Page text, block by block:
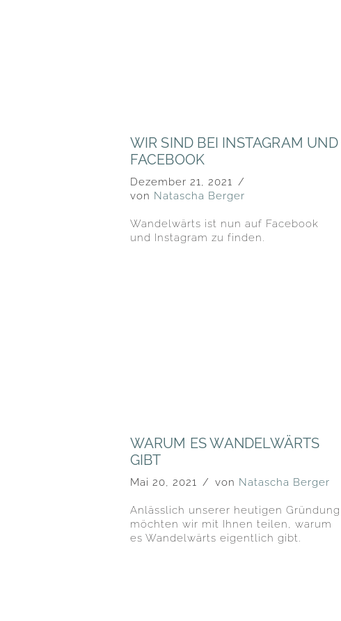
WIR SIND BEI INSTAGRAM UND
FACEBOOK
Dezember 21, 2021
von Natascha Berger
Wandelwärts ist nun auf Facebook
und Instagram zu finden.
WARUM ES WANDELWÄRTS
GIBT
Mai 20, 2021 von Natascha Berger
Anlässlich unserer heutigen Gründung
möchten wir mit Ihnen teilen, warum
es Wandelwärts eigentlich gibt.